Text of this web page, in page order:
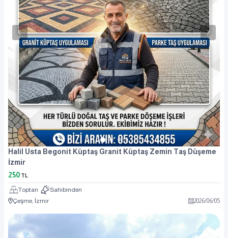
Halil Usta Begonit Küptaş Granit Küptaş Zemin Taş Düşeme
İzmir
250 TL
Toptan
Sahibinden
Çeşme, İzmir
2026/06/05